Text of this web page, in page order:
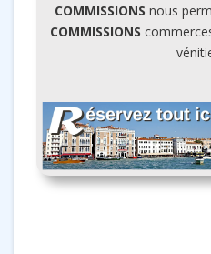
COMMISSIONS nous
COMMISSIONS